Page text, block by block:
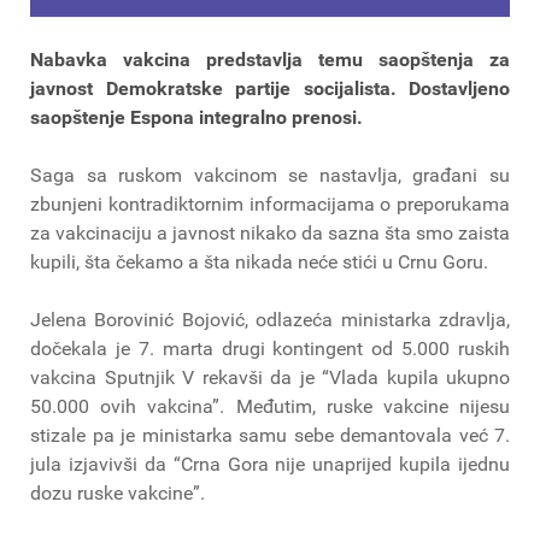
Nabavka vakcina predstavlja temu saopštenja za
javnost Demokratske partije socijalista. Dostavljeno
saopštenje Espona integralno prenosi.
Saga sa ruskom vakcinom se nastavlja, građani su
zbunjeni kontradiktornim informacijama o preporukama
za vakcinaciju a javnost nikako da sazna šta smo zaista
kupili, šta čekamo a šta nikada neće stići u Crnu Goru.
Jelena Borovinić Bojović, odlazeća ministarka zdravlja,
dočekala je 7. marta drugi kontingent od 5.000 ruskih
vakcina Sputnjik V rekavši da je “Vlada kupila ukupno
50.000 ovih vakcina”. Međutim, ruske vakcine nijesu
stizale pa je ministarka samu sebe demantovala već 7.
jula izjavivši da “Crna Gora nije unaprijed kupila ijednu
dozu ruske vakcine”.